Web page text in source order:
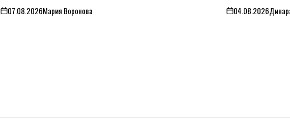
on07.08.2026Мария Воронова on04.08.2026